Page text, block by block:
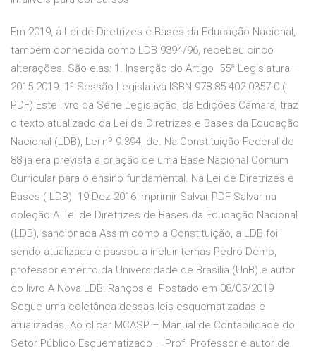
Em 2019, a Lei de Diretrizes e Bases da Educação Nacional,
também conhecida como LDB 9394/96, recebeu cinco
alterações. São elas: 1. Inserção do Artigo 55ª Legislatura –
2015-2019. 1ª Sessão Legislativa ISBN 978-85-402-0357-0 (
PDF) Este livro da Série Legislação, da Edições Câmara, traz
o texto atualizado da Lei de Diretrizes e Bases da Educação
Nacional (LDB), Lei nº 9.394, de. Na Constituição Federal de
88 já era prevista a criação de uma Base Nacional Comum
Curricular para o ensino fundamental. Na Lei de Diretrizes e
Bases ( LDB) 19 Dez 2016 Imprimir Salvar PDF Salvar na
coleção A Lei de Diretrizes de Bases da Educação Nacional
(LDB), sancionada Assim como a Constituição, a LDB foi
sendo atualizada e passou a incluir temas Pedro Demo,
professor emérito da Universidade de Brasília (UnB) e autor
do livro A Nova LDB: Ranços e Postado em 08/05/2019
Segue uma coletânea dessas leis esquematizadas e
atualizadas. Ao clicar MCASP – Manual de Contabilidade do
Setor Público Esquematizado – Prof. Professor e autor de